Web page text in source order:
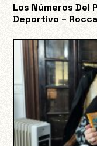
Los Números Del
Deportivo –